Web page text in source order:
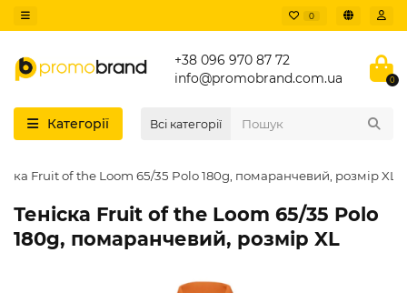
0
+38 096 970 87 72
info@promobrand.com.ua
0
Категорії Всі категорії
Fruit of the Loom 65/35 Polo 180g, помаранчевий, розмір XL
Теніска Fruit of the Loom 65/35 Polo
180g, помаранчевий, розмір XL